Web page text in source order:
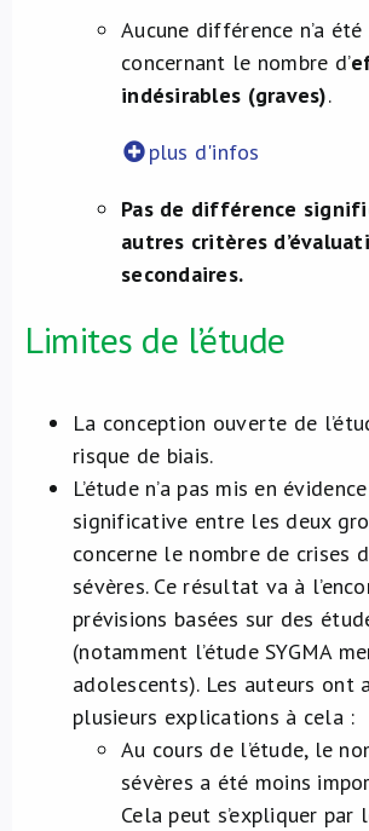
Aucune différence n’a
concernant le nombre d’
indésirables (graves).
plus d'infos
Pas de différence
autres critères
secondaires.
Limites de l’étude
La conception ouverte de
risque de biais.
L’étude n’a pas mis en
significative entre les deux
concerne le nombre de crises
sévères. Ce résultat va à
prévisions basées sur des
(notamment l’étude SYGMA
adolescents). Les auteurs ont
plusieurs explications à cela :
Au cours de l’étude, le
sévères a été moins
Cela peut s’expliquer